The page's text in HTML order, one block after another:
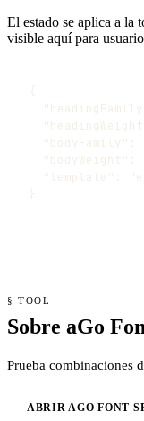
El estado se aplica a la
visible aquí para
{
"bodyFamily":
"bodyWeight":
"template":
}
§ TOOL
Sobre aGo
Prueba combinaciones
ABRIR AGO FONT